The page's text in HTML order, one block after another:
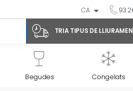
CA 93
TRIA TIPUS DE
Begudes Congelats